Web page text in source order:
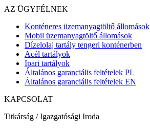
AZ ÜGYFÉLNEK
Konténeres üzemanyagtöltő állomások
Mobil üzemanyagtöltő állomások
Dízelolaj tartály tengeri konténerben
Acél tartályok
Ipari tartályok
Általános garanciális feltételek PL
Általános garanciális feltételek EN
KAPCSOLAT
Titkárság / Igazgatósági Iroda